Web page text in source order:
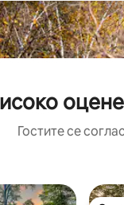
Гостите се